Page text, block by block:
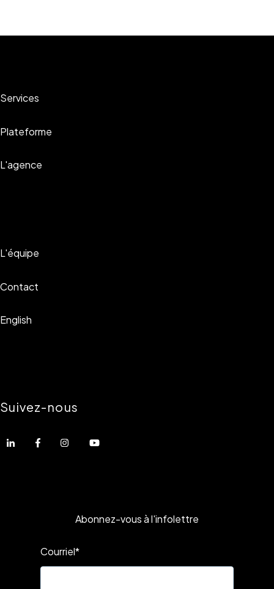
Services
Plateforme
L'agence
L'équipe
Contact
English
Suivez-nous
Abonnez-vous à l'infolettre
Courriel*